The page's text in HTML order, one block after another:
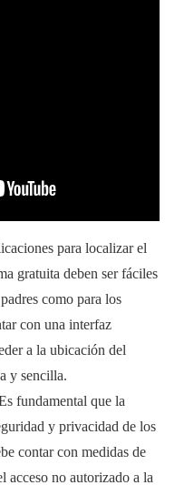
para localizar el
gratuita deben ser fáciles
como para los
con una interfaz
a la ubicación del
y sencilla.
fundamental que la
y privacidad de los
contar con medidas de
acceso no autorizado a la